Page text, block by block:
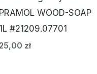
PRAMOL WOOD-SOAP
1L #21209.07701
25,00 zł